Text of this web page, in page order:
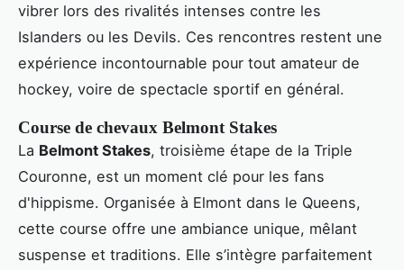
vibrer lors des rivalités intenses contre les
Islanders ou les Devils. Ces rencontres restent une
expérience incontournable pour tout amateur de
hockey, voire de spectacle sportif en général.
Course de chevaux Belmont Stakes
La Belmont Stakes, troisième étape de la Triple
Couronne, est un moment clé pour les fans
d'hippisme. Organisée à Elmont dans le Queens,
cette course offre une ambiance unique, mêlant
suspense et traditions. Elle s’intègre parfaitement